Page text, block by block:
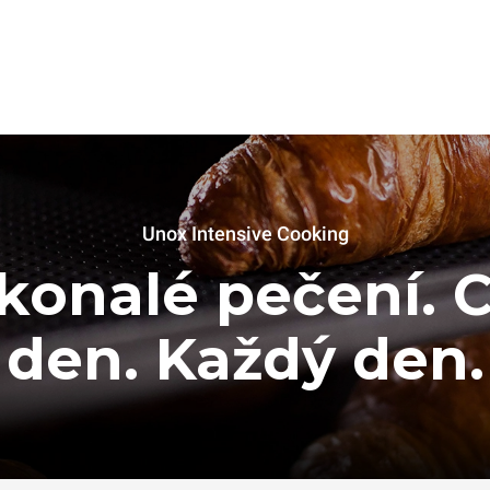
Unox Intensive Cooking
pečení.
den. Každý den.